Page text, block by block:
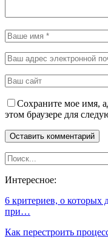
Сохраните мое имя,
этом браузере для
Интересное:
6 критериев, о
при…
Как перестроить